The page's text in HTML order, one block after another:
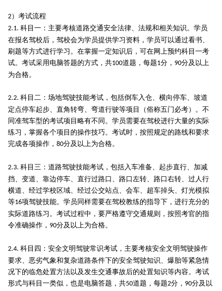
2）考试流程
2.1. 科目一：主要考核道路交通安全法律、法规和相关知识。学员
在报名驾校后，驾校会为学员提供学习资料，学员可以通过看书、
刷题等方式进行学习。在掌握一定知识后，可在网上预约科目一考
试。考试采用电脑答题的方式，共100道题，每题1分， 90分及以上
为合格。
2.2. 科目二：场地驾驶技能考试，包括倒车入仓、横向停车、坡道
定点停车起步、直角转弯、弯道行驶等项目（俗称五门必考）。不
同准驾车型的考试项目略有不同。学员需要在驾校进行大量的实际
练习，掌握各个项目的操作技巧。考试时，按照规定的路线和要求
完成各项操作， 80分及以上为合格。
2.3. 科目三：道路驾驶技能考试，包括入车准备、起步直行、加减
挡、变道、靠边停车、直行过路口、路口左转、路口右转、过人行
横道、经过学校区域、经过公交站点、会车、超车掉头、灯光模拟
等16项驾驶技能。学员同样需要在驾校教练的指导下，进行充分的
实际道路练习。考试过程中，要严格遵守交通规则，按照考官的指
令准确操作， 90分及以上为合格。
2.4. 科目四：安全文明驾驶常识考试，主要考核安全文明驾驶操作
要求、恶劣气象和复杂道路条件下的安全驾驶知识、爆胎等紧急情
况下的临危处置方法以及发生交通事故后的处置知识等内容。考试
形式与科目一类似，也是电脑答题，共50道题，每题2分， 90分及以